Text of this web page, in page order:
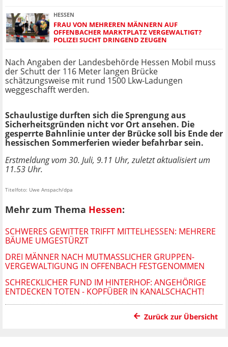
HESSEN
FRAU VON MEHREREN MÄNNERN AUF
OFFENBACHER MARKTPLATZ VERGEWALTIGT?
POLIZEI SUCHT DRINGEND ZEUGEN
Nach Angaben der Landesbehörde Hessen Mobil muss
der Schutt der 116 Meter langen Brücke
schätzungsweise mit rund 1500 Lkw-Ladungen
weggeschafft werden.
Schaulustige durften sich die Sprengung aus
Sicherheitsgründen nicht vor Ort ansehen. Die
gesperrte Bahnlinie unter der Brücke soll bis Ende der
hessischen Sommerferien wieder befahrbar sein.
Erstmeldung vom 30. Juli, 9.11 Uhr, zuletzt aktualisiert um
11.53 Uhr.
Titelfoto: Uwe Anspach/dpa
Mehr zum Thema Hessen:
SCHWERES GEWITTER TRIFFT MITTELHESSEN: MEHRERE
BÄUME UMGESTÜRZT
DREI MÄNNER NACH MUTMASSLICHER GRUPPEN-V
ERGEWALTIGUNG IN OFFENBACH FESTGENOMMEN
SCHRECKLICHER FUND IM HINTERHOF: ANGEHÖRIGE
ENTDECKEN TOTEN - KOPFÜBER IN KANALSCHACHT!
Zurück zur Übersicht